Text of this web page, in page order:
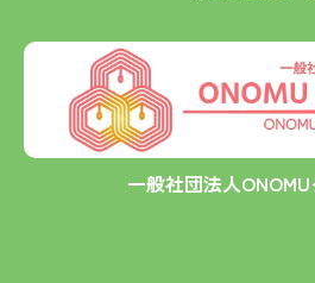
一般社団法人